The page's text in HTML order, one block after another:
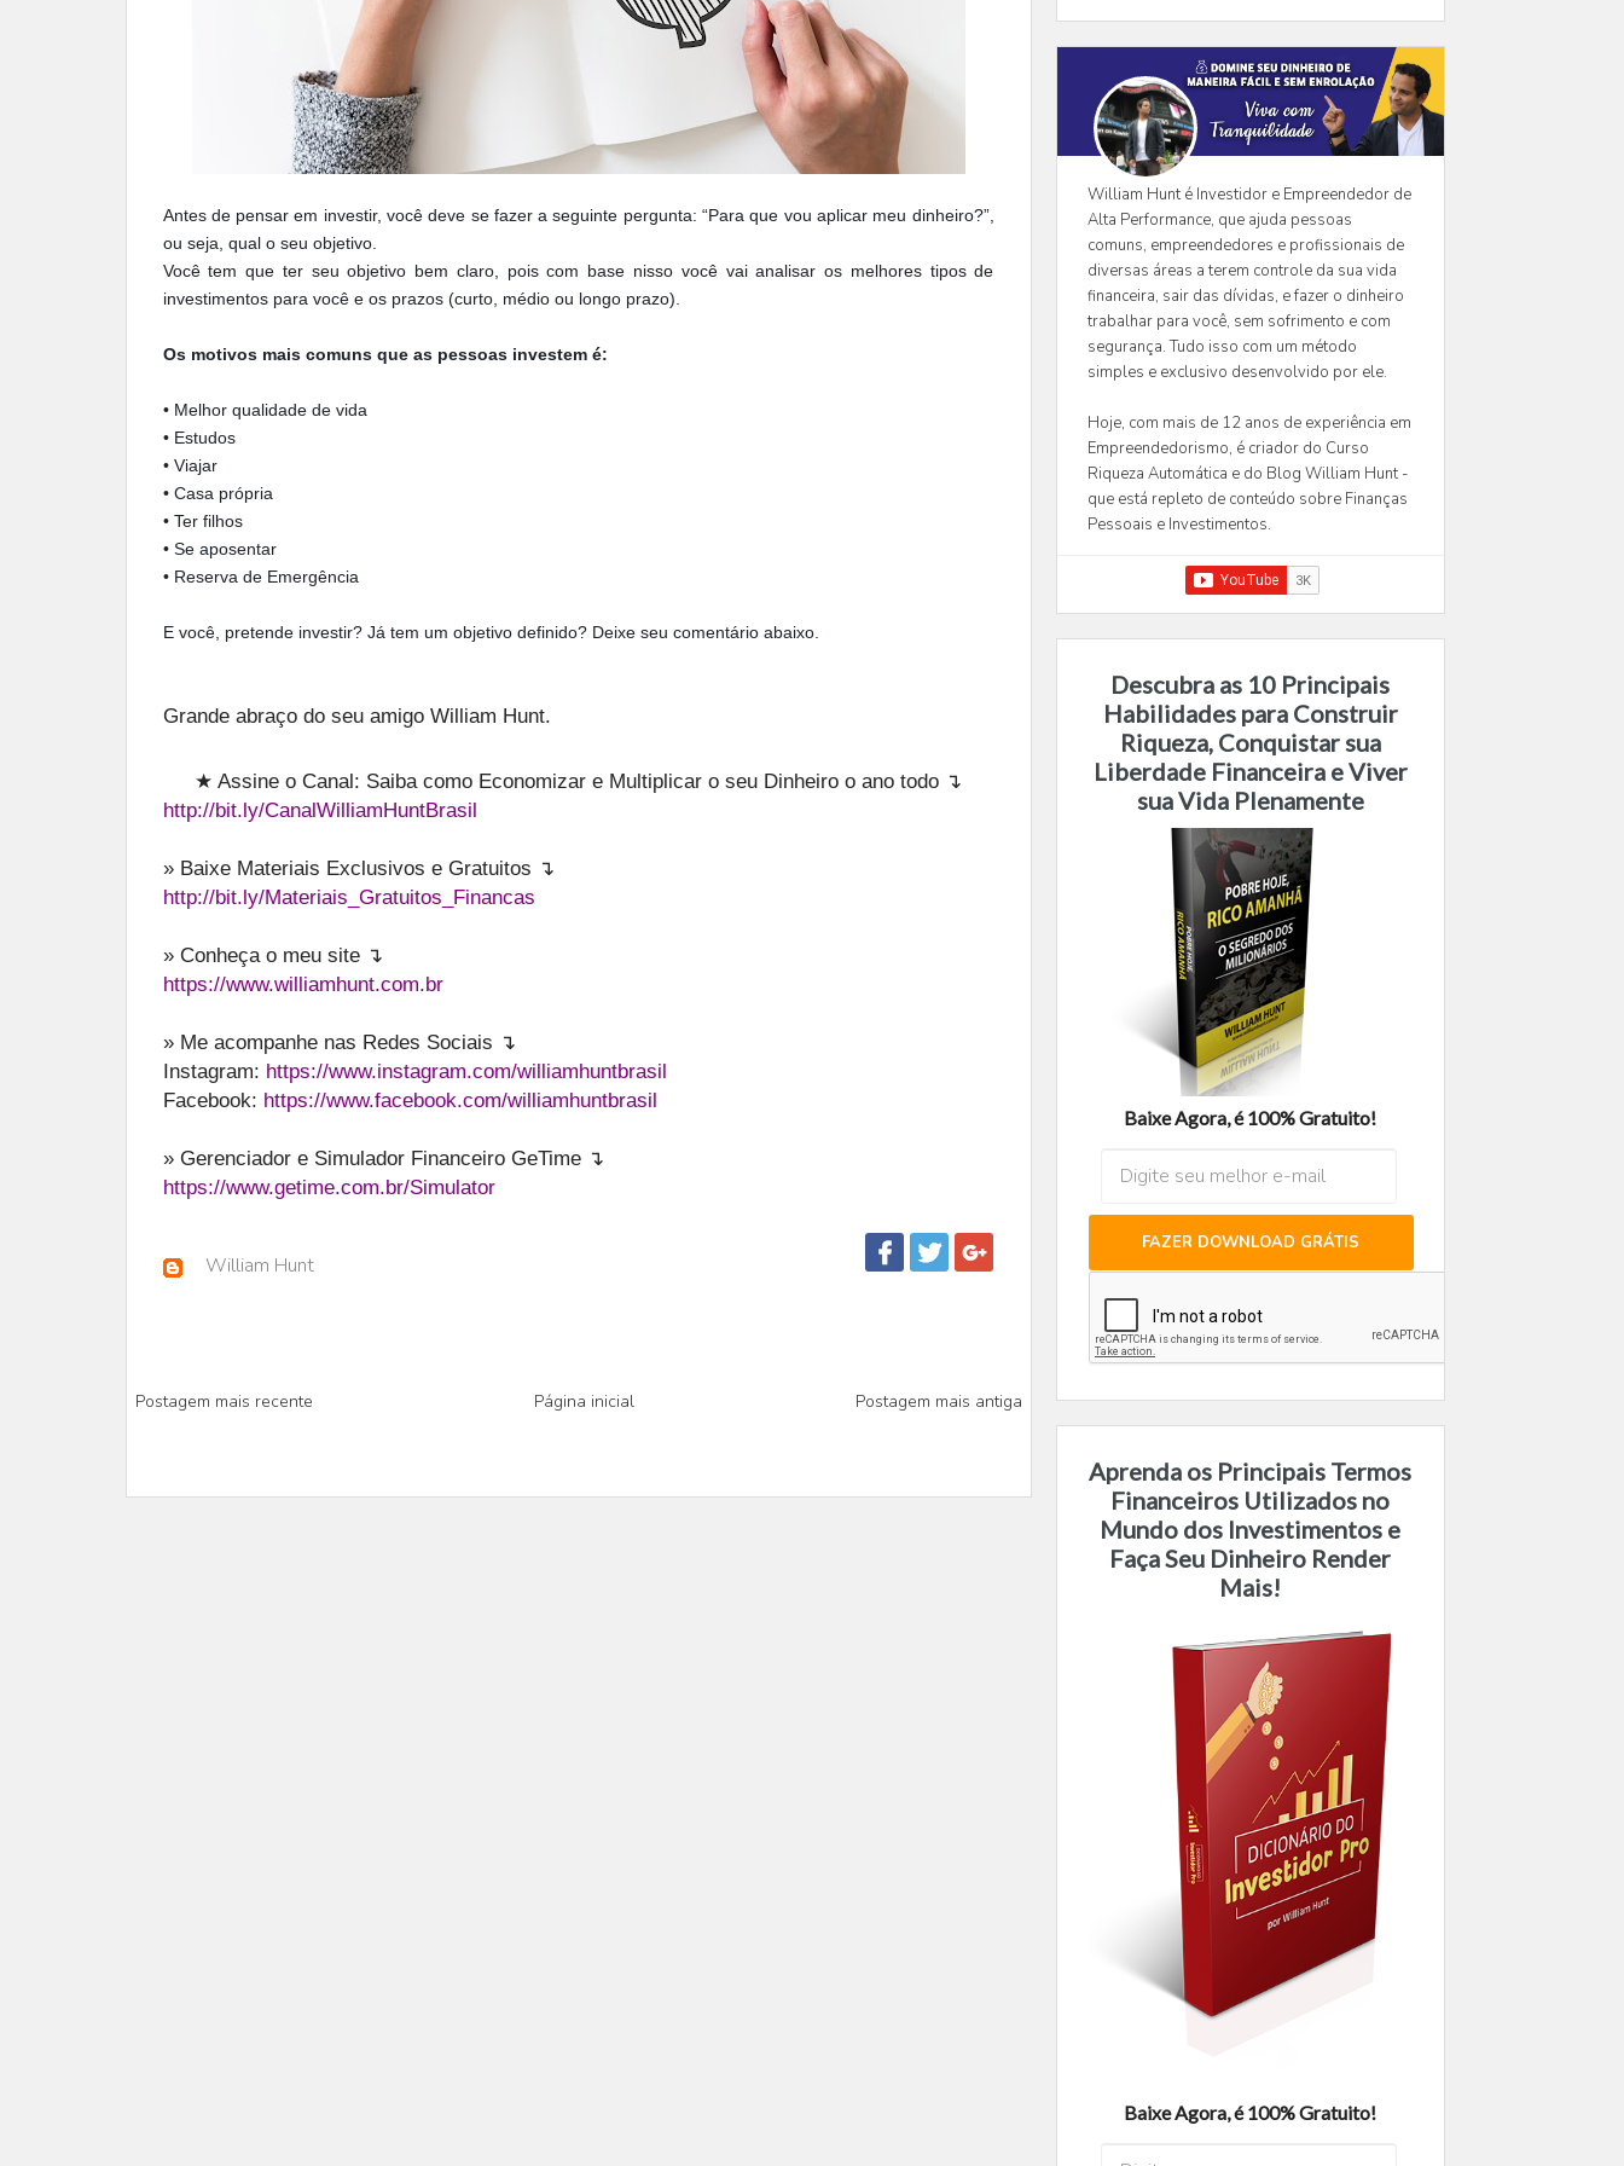
Antes de pensar em investir, você deve se fazer a seguinte pergunta: “Para que vou aplicar meu dinheiro?”,
ou seja, qual o seu objetivo.
Você tem que ter seu objetivo bem claro, pois com base nisso você vai analisar os melhores tipos de
investimentos para você e os prazos (curto, médio ou longo prazo).
Os motivos mais comuns que as pessoas investem é:
• Melhor qualidade de vida
• Estudos
• Viajar
• Casa própria
• Ter filhos
• Se aposentar
• Reserva de Emergência
E você, pretende investir? Já tem um objetivo definido? Deixe seu comentário abaixo.
Grande abraço do seu amigo William Hunt.
★ Assine o Canal: Saiba como Economizar e Multiplicar o seu Dinheiro o ano todo ↴
http://bit.ly/CanalWilliamHuntBrasil
» Baixe Materiais Exclusivos e Gratuitos ↴
http://bit.ly/Materiais_Gratuitos_Financas
» Conheça o meu site ↴
https://www.williamhunt.com.br
» Me acompanhe nas Redes Sociais ↴
Instagram: https://www.instagram.com/williamhuntbrasil
Facebook: https://www.facebook.com/williamhuntbrasil
» Gerenciador e Simulador Financeiro GeTime ↴
https://www.getime.com.br/Simulator
William Hunt
Postagem mais recente Página inicial Postagem mais antiga
William Hunt é Investidor e Empreendedor de
Alta Performance, que ajuda pessoas
comuns, empreendedores e profissionais de
diversas áreas a terem controle da sua vida
financeira, sair das dívidas, e fazer o dinheiro
trabalhar para você, sem sofrimento e com
segurança. Tudo isso com um método
simples e exclusivo desenvolvido por ele.
Hoje, com mais de 12 anos de experiência em
Empreendedorismo, é criador do Curso
Riqueza Automática e do Blog William Hunt -
que está repleto de conteúdo sobre Finanças
Pessoais e Investimentos.
Descubra as 10 Principais
Habilidades para Construir
Riqueza, Conquistar sua
Liberdade Financeira e Viver
sua Vida Plenamente
Baixe Agora, é 100% Gratuito!
FAZER DOWNLOAD GRÁTIS
Aprenda os Principais Termos
Financeiros Utilizados no
Mundo dos Investimentos e
Faça Seu Dinheiro Render
Mais!
Baixe Agora, é 100% Gratuito!